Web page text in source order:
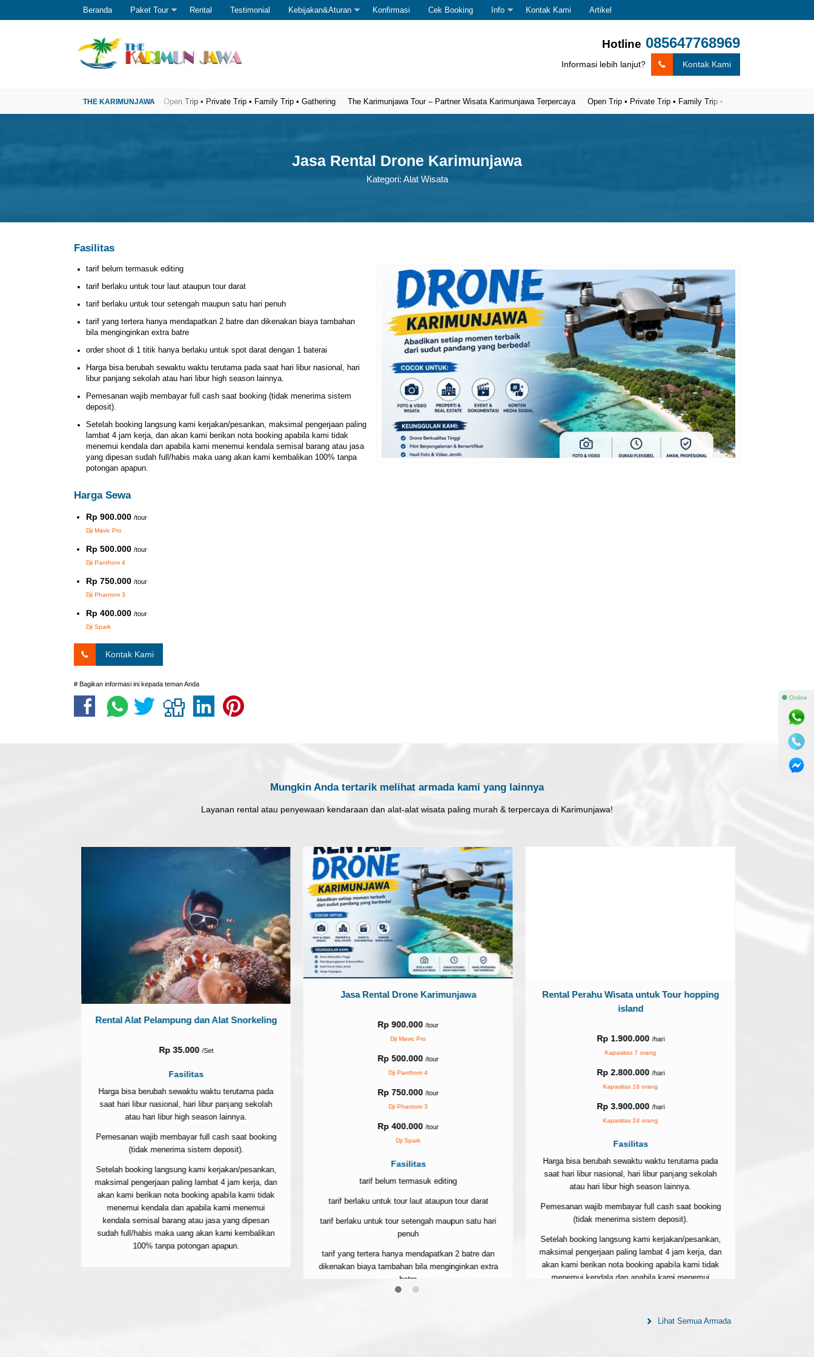
Beranda Paket Tour Rental Testimonial Kebijakan&Aturan Konfirmasi Cek Booking Info Kontak Kami Artikel
Hotline 085647768969
Informasi lebih lanjut? Kontak Kami
Wisata Karimunjawa Terpercaya Open Trip • Private Trip • Family Trip • Gathering The Karimunjawa Tour – Partner Wisata Karimunjawa Terpercaya Open Trip • Private Trip • Family Trip • Gathering
Jasa Rental Drone Karimunjawa
Kategori: Alat Wisata
Fasilitas
tarif belum termasuk editing
tarif berlaku untuk tour laut ataupun tour darat
tarif berlaku untuk tour setengah maupun satu hari penuh
tarif yang tertera hanya mendapatkan 2 batre dan dikenakan biaya tambahan
bila menginginkan extra batre
order shoot di 1 titik hanya berlaku untuk spot darat dengan 1 baterai
Harga bisa berubah sewaktu waktu terutama pada saat hari libur nasional, hari
libur panjang sekolah atau hari libur high season lainnya.
Pemesanan wajib membayar full cash saat booking (tidak menerima sistem
deposit).
Setelah booking langsung kami kerjakan/pesankan, maksimal pengerjaan paling
lambat 4 jam kerja, dan akan kami berikan nota booking apabila kami tidak
menemui kendala dan apabila kami menemui kendala semisal barang atau jasa
yang dipesan sudah full/habis maka uang akan kami kembalikan 100% tanpa
potongan apapun.
Harga Sewa
Rp 900.000 /tour
Dji Mavic Pro
Rp 500.000 /tour
Dji Panthom 4
Rp 750.000 /tour
Dji Phantom 3
Rp 400.000 /tour
Dji Spark
Kontak Kami
# Bagikan informasi ini kepada teman Anda
Mungkin Anda tertarik melihat armada kami yang lainnya
Layanan rental atau penyewaan kendaraan dan alat-alat wisata paling murah & terpercaya di Karimunjawa!
Rental Alat Pelampung dan Alat Snorkeling
Rp 35.000 /Set
Fasilitas
Harga bisa berubah sewaktu waktu terutama pada
saat hari libur nasional, hari libur panjang sekolah
atau hari libur high season lainnya.
Pemesanan wajib membayar full cash saat booking
(tidak menerima sistem deposit).
Setelah booking langsung kami kerjakan/pesankan,
maksimal pengerjaan paling lambat 4 jam kerja, dan
akan kami berikan nota booking apabila kami tidak
menemui kendala dan apabila kami menemui
kendala semisal barang atau jasa yang dipesan
sudah full/habis maka uang akan kami kembalikan
100% tanpa potongan apapun.
Jasa Rental Drone Karimunjawa
Rp 900.000 /tour
Dji Mavic Pro
Rp 500.000 /tour
Dji Panthom 4
Rp 750.000 /tour
Dji Phantom 3
Rp 400.000 /tour
Dji Spark
Fasilitas
tarif belum termasuk editing
tarif berlaku untuk tour laut ataupun tour darat
tarif berlaku untuk tour setengah maupun satu hari
penuh
tarif yang tertera hanya mendapatkan 2 batre dan
dikenakan biaya tambahan bila menginginkan extra
batre
Rental Perahu Wisata untuk Tour hopping
island
Rp 1.900.000 /hari
Kapasitas 7 orang
Rp 2.800.000 /hari
Kapasitas 16 orang
Rp 3.900.000 /hari
Kapasitas 24 orang
Fasilitas
Harga bisa berubah sewaktu waktu terutama pada
saat hari libur nasional, hari libur panjang sekolah
atau hari libur high season lainnya.
Pemesanan wajib membayar full cash saat booking
(tidak menerima sistem deposit).
Setelah booking langsung kami kerjakan/pesankan,
maksimal pengerjaan paling lambat 4 jam kerja, dan
akan kami berikan nota booking apabila kami tidak
menemui kendala dan apabila kami menemui
100% tanpa potongan apapun.Lihat Semua Armada
⚫ Online